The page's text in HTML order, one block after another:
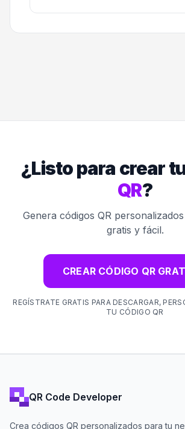
¿Listo para crear
QR?
Genera códigos QR
gratis y fácil.
CREAR CÓDIGO QR
REGÍSTRATE GRATIS PARA DESCARGAR,
TU CÓDIGO QR
QR Code Developer
Crea códigos QR personalizados para tu